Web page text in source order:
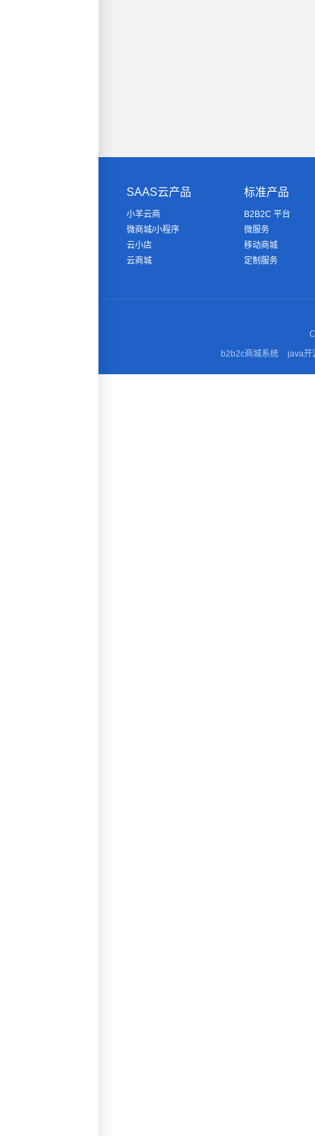
SAAS云产品
小羊云商
微商城/小程序
云小店
云商城
标准产品
B2B2C 平台
微服务
移动商城
定制服务
b2b2c商城系统
java开